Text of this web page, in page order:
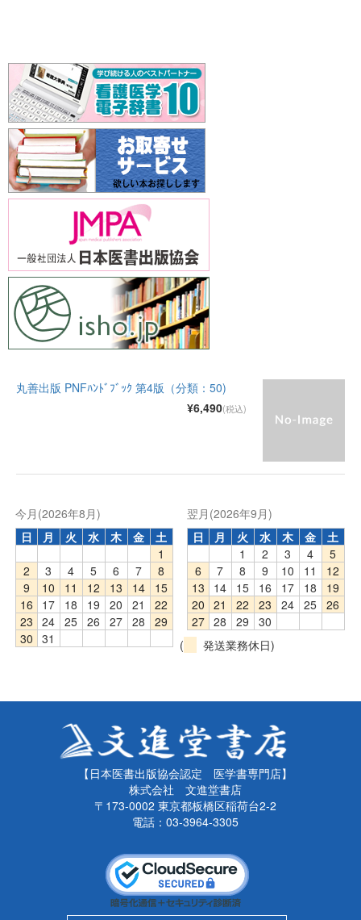
丸善出版 PNFﾊﾝﾄﾞﾌﾞｯｸ 第4版（分類：50)
¥6,490(税込)
今月(2026年8月)
日
月 火 水 木 金
土
1
2
3 4 5 6 7
8
9
10 11 12 13 14
15
16
17 18 19 20 21
22
23
24 25 26 27 28
29
30
31
翌月(2026年9月)
日
月 火 水 木 金
土
1
2 3 4
5
6
7 8 9 10 11
12
13
14 15 16 17 18
19
20
21 22 23 24 25
26
27 28 29
30
(
発送業務休日)
【日本医書出版協会認定 医学書専門店】
株式会社 文進堂書店
〒173-0002 東京都板橋区稲荷台2-2
電話：03-3964-3305